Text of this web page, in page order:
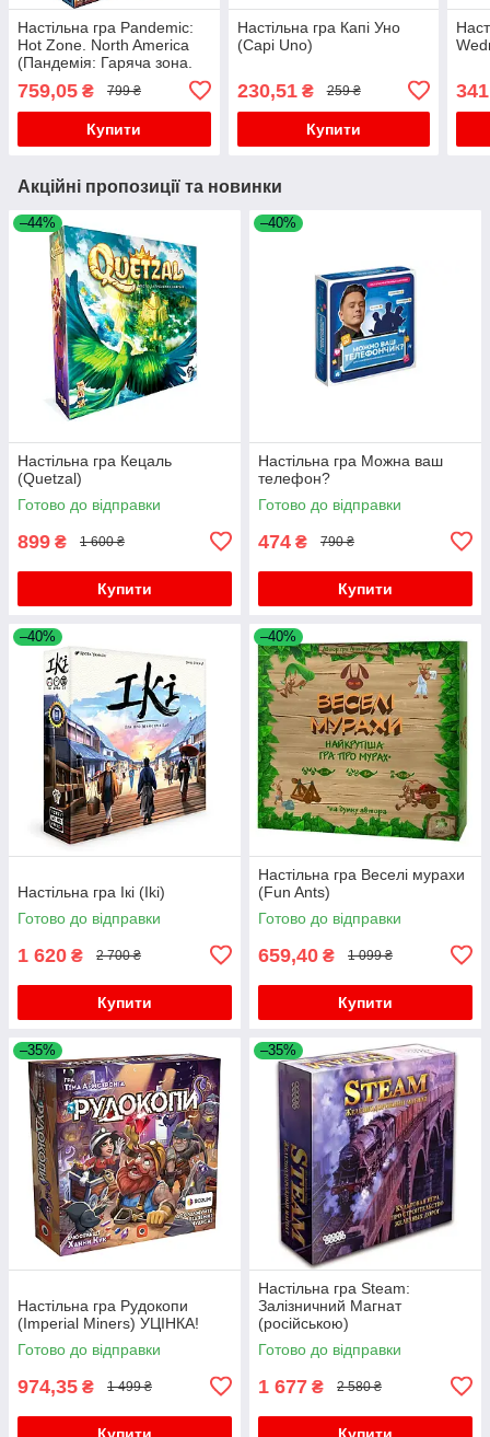
Настільна гра Pandemic:
Hot Zone. North America
(Пандемія: Гаряча зона.
(англійською)
759,05 ₴ 799 ₴
Купити
Настільна гра Капі Уно
(Capi Uno)
230,51₴ 259 ₴
Купити
Акційні пропозиції та новинки
–44%
Настільна гра Кецаль
(Quetzal)
Готово до відправки
899 ₴ 1 600 ₴
Купити
–40%
Настільна гра Можна ваш
телефон?
Готово до відправки
474 ₴ 790 ₴
Купити
–40%
Настільна гра Ікі (Iki)
Готово до відправки
1 620 ₴ 2 700 ₴
Купити
–40%
Настільна гра Веселі мурахи
(Fun Ants)
Готово до відправки
659,40 ₴ 1 099 ₴
Купити
–35%
Настільна гра Рудокопи
(Imperial Miners) УЦІНКА!
Готово до відправки
974,35 ₴ 1 499 ₴
–35%
Настільна гра Steam:
Залізничний Магнат
(російською)
Готово до відправки
1 677 ₴ 2 580 ₴